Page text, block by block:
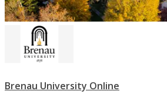
Brenau University Online